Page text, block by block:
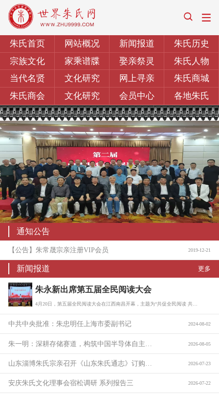
朱氏首页 网站概况 新闻报道
朱氏历史
宗族文化
家乘谱牒 娶亲祭灵
朱氏人物
当代名贤
文化研究 网上寻亲
朱氏商城
朱氏商会
文化研究 会员中心 各地朱氏
通知公告
【公告】朱常晟宗亲注册VIP会员 2019-12-21
新闻报道 更多
朱永新出席第五届全民阅读大会
中共中央批准：朱忠明任上海市委副书记 2024-08-02
2026-08-05
2026-07-23
安庆朱氏文化理事会宿松调研 系列报告三 2026-07-22